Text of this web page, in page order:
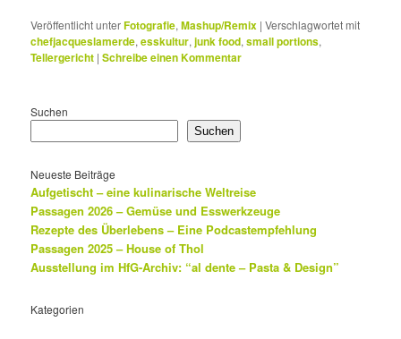
Veröffentlicht unterFotografie,Mashup/Remix |Verschlagwortet mit
chefjacqueslamerde,esskultur,junk food,small portions,
Tellergericht |Schreibe einen Kommentar
Suchen
Suchen
Neueste Beiträge
Aufgetischt – eine kulinarische Weltreise
Passagen 2026 – Gemüse und Esswerkzeuge
Rezepte des Überlebens – Eine Podcastempfehlung
Passagen 2025 – House of Thol
Ausstellung im HfG-Archiv: “al dente – Pasta & Design”
Kategorien